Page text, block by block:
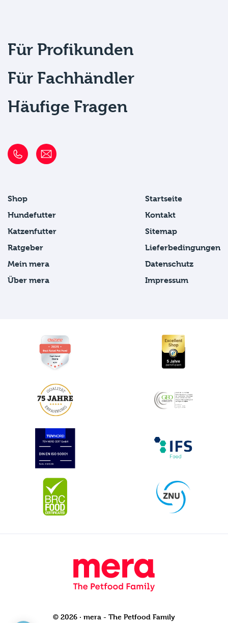
Für Profikunden
Für Fachhändler
Häufige Fragen
Shop
Hundefutter
Katzenfutter
Ratgeber
Mein mera
Über mera
Startseite
Kontakt
Sitemap
Lieferbedingungen
Datenschutz
Impressum
© 2026 · mera - The Petfood Family